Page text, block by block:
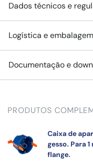
Dados técnicos e
Logística e embalagem
Documentação e
PRODUTOS
Caixa de
gesso. Para
flange.